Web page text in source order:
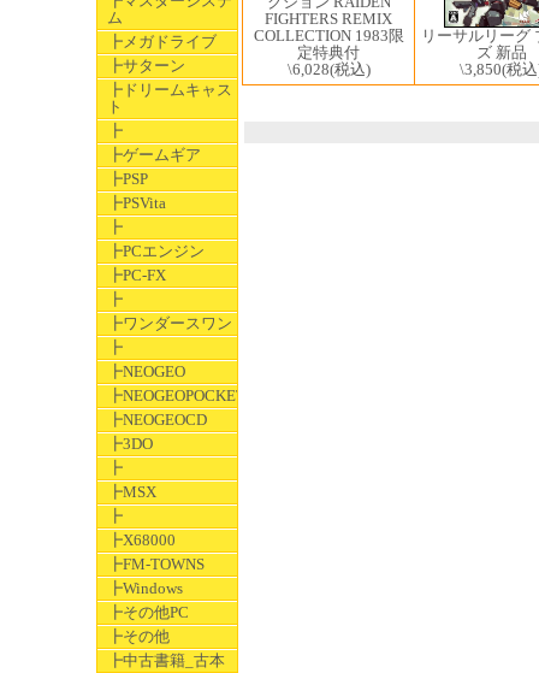
ム
┣メガドライブ
┣サターン
┣ドリームキャス
ト
┣
┣ゲームギア
┣PSP
┣PSVita
┣
┣PCエンジン
┣PC-FX
┣
┣ワンダースワン
┣
┣NEOGEO
┣NEOGEOPOCKET
┣NEOGEOCD
┣3DO
┣
┣MSX
┣
┣X68000
┣FM-TOWNS
┣Windows
┣その他PC
┣その他
┣中古書籍_古本
FIGHTERS REMIX
COLLECTION 1983限
定特典付
\6,028(税込)
リーサルリーグ
ズ 新品
\3,850(税